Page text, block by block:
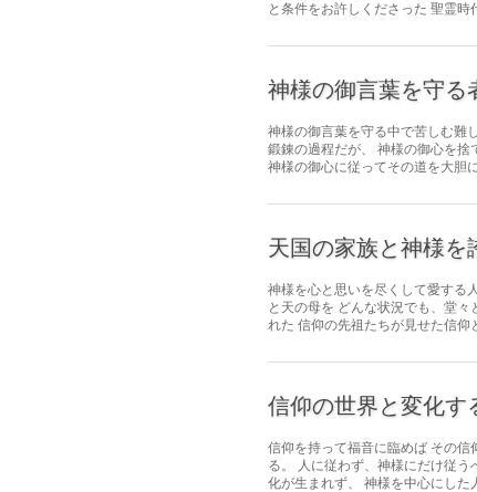
と条件をお許しくださった 聖霊
神様の御言葉を守る
神様の御言葉を守る中で苦しむ難
鍛錬の過程だが、 神様の御心を捨
神様の御心に従ってその道を大胆
天国の家族と神様を
神様を心と思いを尽くして愛する
と天の母を どんな状況でも、堂
れた 信仰の先祖たちが見せた信仰
信仰の世界と変化す
信仰を持って福音に臨めば その
る。 人に従わず、神様にだけ従
化が生まれず、 神様を中心にした